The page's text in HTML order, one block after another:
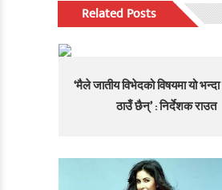
Related Posts
‘मैले जातीय विभेदको विषयमा यो
ठाउँ छैन्’ : निर्देशक राउत